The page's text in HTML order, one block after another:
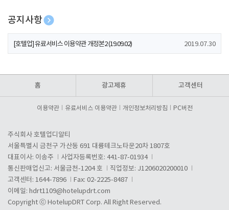
공지사항
[호텔업] 개인정보 처리방침 개정본1 (19.09.02)
[호텔업] 유료서비스 이용약관 개정본2 (19.09.02) 2019.07.30
홈 광고제휴 고객센터
이용약관 유료서비스 이용약관 개인정보처리방침 PC버전
주식회사 호텔업디알티
서울특별시 금천구 가산동 691 대륭테크노타운20차 1807호
대표이사: 이송주
사업자등록번호: 441-87-01934
통신판매업신고: 서울금천-1204 호
직업정보: J1206020200010
고객센터: 1644-7896
Fax: 02-2225-8487
이메일: hdrt1109@hotelupdrt.com
Copyright ⓒ HotelupDRT Corp. All Right Reserved.